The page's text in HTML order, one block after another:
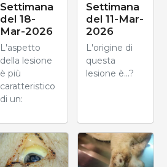
Settimana
del 18-
Mar-2026
L'aspetto
della lesione
è più
caratteristico
di un:
Settimana
del 11-Mar-
2026
L'origine di
questa
lesione è...?